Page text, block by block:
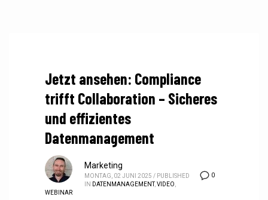
Jetzt ansehen: Compliance
trifft Collaboration – Sicheres
und effizientes
Datenmanagement
0
Marketing
MONTAG, 02 JUNI 2025 / PUBLISHED
IN DATENMANAGEMENT,VIDEO
WEBINAR